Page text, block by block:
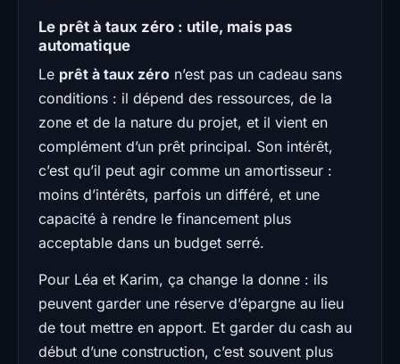
Le prêt à taux zéro : utile, mais pas
automatique
Le prêt à taux zéro n’est pas un cadeau sans
conditions : il dépend des ressources, de la
zone et de la nature du projet, et il vient en
complément d’un prêt principal. Son intérêt,
c’est qu’il peut agir comme un amortisseur :
moins d’intérêts, parfois un différé, et une
capacité à rendre le financement plus
acceptable dans un budget serré.
Pour Léa et Karim, ça change la donne : ils
peuvent garder une réserve d’épargne au lieu
de tout mettre en apport. Et garder du cash au
début d’une construction, c’est souvent plus